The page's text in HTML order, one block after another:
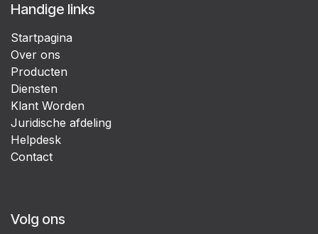
Handige links
Startpagina
Over ons
Producten
Diensten
Klant Worden
Juridische afdeling
Helpdesk
Contact
Volg ons